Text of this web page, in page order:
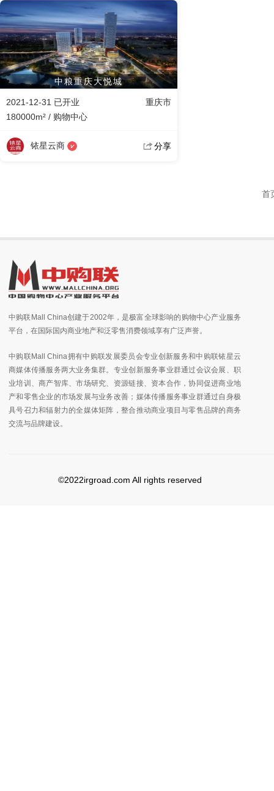
中粮重庆大悦城
2021-12-31 已开业
重庆市
180000m² / 购物中心
铱星云商 分享
首
中购联Mall China创建于2002年，是极富全球影响的购物中心产业服务
平台，在国际国内商业地产和泛零售消费领域享有广泛声誉。
中购联Mall China拥有中购联发展委员会专业创新服务和中购联铱星云
商媒体传播服务两大业务集群。专业创新服务事业群通过会议会展、职
业培训、商产智库、市场研究、资源链接、资本合作，协同促进商业地
产和零售企业的市场发展与业务改善；媒体传播服务事业群通过自身极
具号召力和辐射力的全媒体矩阵，整合推动商业项目与零售品牌的商务
交流与品牌建设。
©2022irgroad.com All rights reserved